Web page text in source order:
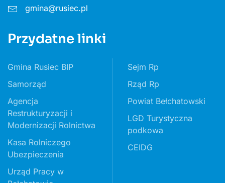
gmina@rusiec.pl
Przydatne linki
Gmina Rusiec BIP
Samorząd
Agencja
Restrukturyzacji i
Modernizacji Rolnictwa
Kasa Rolniczego
Ubezpieczenia
Urząd Pracy w
Sejm Rp
Rząd Rp
Powiat Bełchatowski
LGD Turystyczna
podkowa
CEIDG